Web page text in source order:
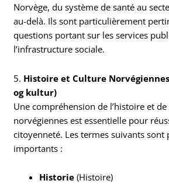
Norvège, du système de santé au
au-delà. Ils sont particulièrement
questions portant sur les services
l’infrastructure sociale.
5. Histoire et Culture
og kultur)
Une compréhension de l’histoire et
norvégiennes est essentielle pour
citoyenneté. Les termes suivants
importants :
Historie (Histoire)